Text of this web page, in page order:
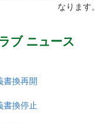
なります。
ブ ニュース
書換再開
書換停止